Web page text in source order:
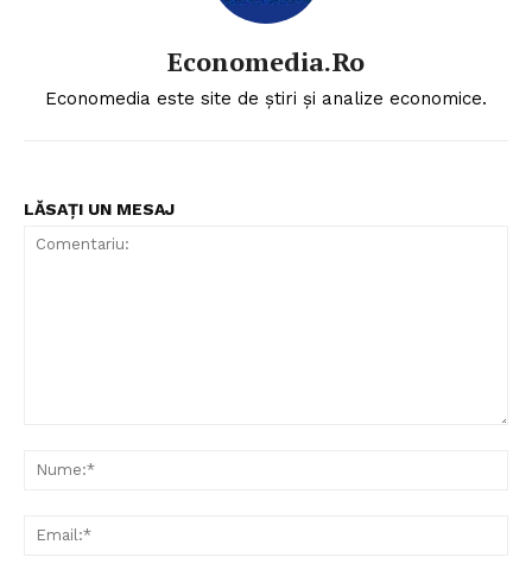
Economedia.ro
Economedia este site de știri și analize economice.
LĂSAȚI UN MESAJ